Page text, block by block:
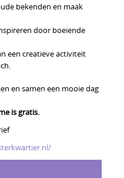
bekenden en maak
door boeiende
een creatieve activiteit
en samen een mooie dag
is gratis.